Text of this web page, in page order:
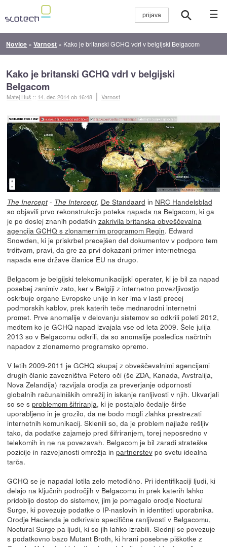
☰
Novice »Varnost » Kako je britanski GCHQ vdrl v belgijski Belgacom
Kako je britanski GCHQ vdrl v belgijski
Belgacom
Matej Huš :: 14. dec 2014ob 16:48 Varnost
The Inercept- The Intercept, De Standaard in NRC Handelsblad
so objavili prvo rekonstrukcijo poteka napada na Belgacom, ki ga
je po doslej znanih podatkih zakrivila britanska obveščevalna
agencija GCHQ s zlonamernim programom Regin. Edward
Snowden, ki je priskrbel precejšen del dokumentov v podporo tem
trditvam, pravi, da gre za prvi dokazani primer internetnega
napada ene države članice EU na drugo.
Belgacom je belgijski telekomunikacijski operater, ki je bil za napad
posebej zanimiv zato, ker v Belgiji z internetno povezljivostjo
oskrbuje organe Evropske unije in ker ima v lasti precej
podmorskih kablov, prek katerih teče mednarodni internetni
promet. Prve anomalije v delovanju sistemov so odkrili poleti 2012,
medtem ko je GCHQ napad izvajala vse od leta 2009. Šele julija
2013 so v Belgacomu odkrili, da so anomalije posledica načrtnih
napadov z zlonamerno programsko opremo.
V letih 2009-2011 je GCHQ skupaj z obveščevalnimi agencijami
drugih članic zavezništva Petero oči (še ZDA, Kanada, Avstralija,
Nova Zelandija) razvijala orodja za preverjanje odpornosti
globalnih računalniških omrežij in iskanje ranljivosti v njih. Ukvarjali
so se s problemom šifriranja, ki je postajalo čedalje širše
uporabljeno in je grozilo, da ne bodo mogli zlahka prestrezati
internetnih komunikacij. Sklenili so, da je problem najlaže rešljiv
tako, da podatke zajamejo pred šifriranjem, torej neposredno v
telekomih in ne na povezavah. Belgacom je bil zaradi strateške
pozicije in razvejanosti omrežja in partnerstevpo svetu idealna
tarča.
GCHQ se je napadal lotila zelo metodično. Pri identifikaciji ljudi, ki
delajo na ključnih področjih v Belgacomu in prek katerih lahko
pridobijo dostop do sistemov, jim je pomagalo orodje Noctural
Surge, ki povezuje podatke o IP-naslovih in identiteti uporabnika.
Orodje Hacienda je odkrivalo specifične ranljivosti v Belgacomu,
Noctural Surge pa ljudi, ki so jih lahko izrabili. Slednji se povezuje
s podatkovno bazo Mutant Broth, ki hrani posebne piškotke z